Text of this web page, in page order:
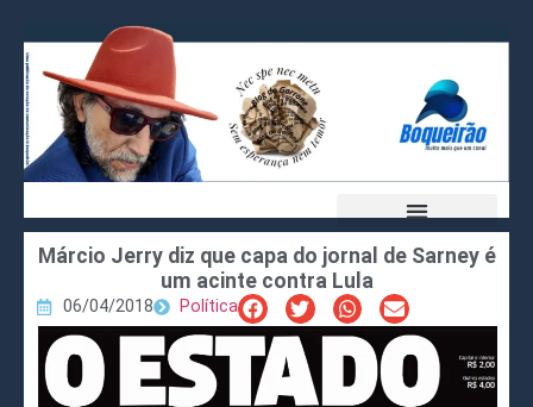
Márcio Jerry diz que capa do jornal de Sarney é
um acinte contra Lula
06/04/2018 Política